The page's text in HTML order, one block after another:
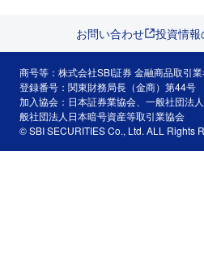
お問い合わせ 投資情
商号等：株式会社SBI証券 金融商品取引
登録番号：関東財務局長（金商）第44号
加入協会：日本証券業協会、一般社団法
般社団法人日本暗号資産等取引業協会
© SBI SECURITIES Co., Ltd. ALL Rights